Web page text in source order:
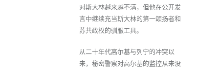
对斯大林越来越不满，但他在公开发
言中继续充当斯大林的第一颂扬者和
苏共政权的驯服工具。
从二十年代高尔基与列宁的冲突以
来，秘密警察对高尔基的监控从来没